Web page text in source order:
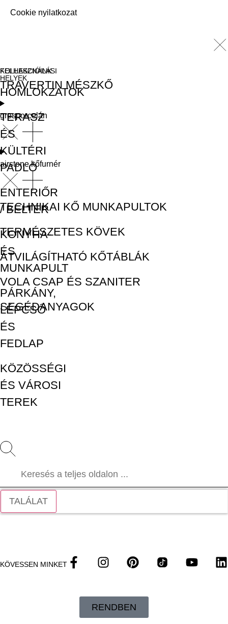
Cookie nyilatkozat
FELHASZNÁLÁSI
HELYEK
HOMLOKZATOK
TERASZ
ÉS
KÜLTÉRI
PADLÓ
ENTERIŐR
/ BELTÉR
KONYHA-
ÉS
MUNKAPULT
PÁRKÁNY,
LÉPCSŐ
ÉS
FEDLAP
KÖZÖSSÉGI
ÉS VÁROSI
TEREK
KOLLEKCIÓINK
TRAVERTIN MÉSZKŐ
gresporcelán
airstone kőfurnér
TECHNIKAI KŐ MUNKAPULTOK
TERMÉSZETES KÖVEK
ÁTVILÁGÍTHATÓ KŐTÁBLÁK
VOLA CSAP ÉS SZANITER
SEGÉDANYAGOK
TALÁLAT
KÖVESSEN MINKET
RENDBEN